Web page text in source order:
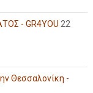
- GR4YOU 22
Θεσσαλονίκη -